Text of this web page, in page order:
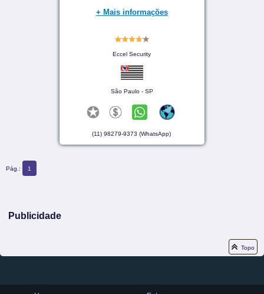
+ Mais informações
Eccel Security
São Paulo - SP
(11) 98279-9373 (WhatsApp)
Pág.: 1
Publicidade
Topo